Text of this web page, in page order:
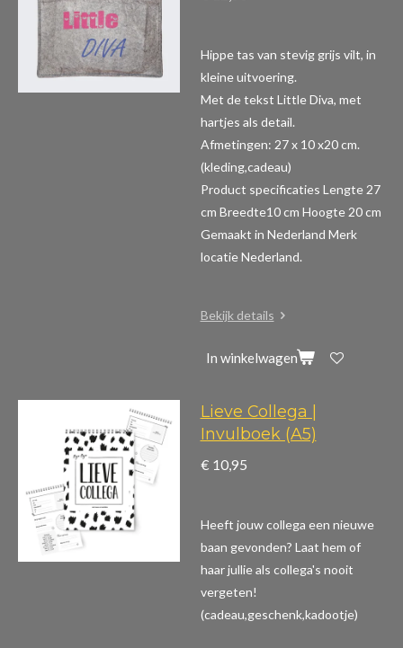
Hippe tas van stevig grijs vilt, in
kleine uitvoering.
Met de tekst Little Diva, met
hartjes als detail.
Afmetingen: 27 x 10 x20 cm.
(kleding,cadeau)
Product specificaties Lengte 27
cm Breedte10 cm Hoogte 20 cm
Gemaakt in Nederland Merk
locatie Nederland.
Bekijk details
In winkelwagen
Lieve Collega |
Invulboek (A5)
€ 10,95
Heeft jouw collega een nieuwe
baan gevonden? Laat hem of
haar jullie als collega's nooit
vergeten!
(cadeau,geschenk,kadootje)